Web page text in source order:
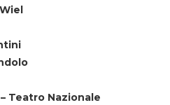
Teatro Nazionale